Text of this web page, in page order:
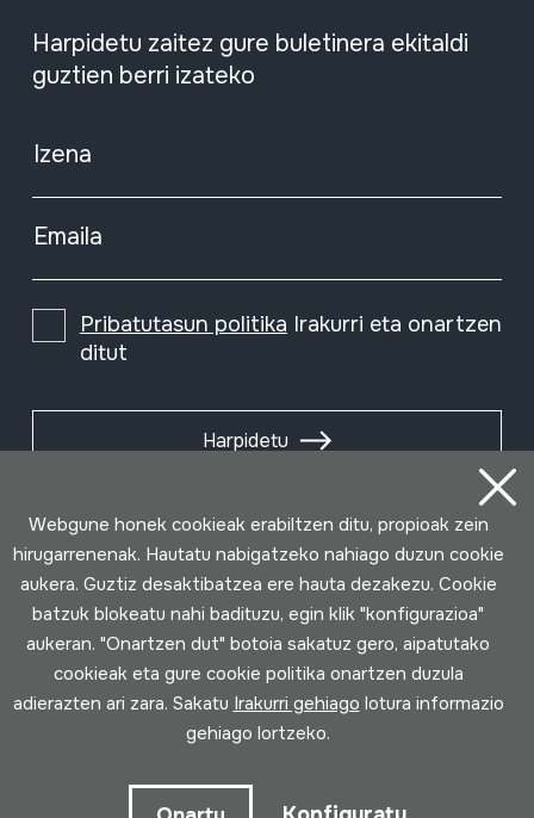
Harpidetu zaitez gure buletinera ekitaldi
guztien berri izateko
Izena
Emaila
Pribatutasun politika Irakurri eta onartzen
ditut
Harpidetu
Erabilpen baldintzak Pribatutasun politika
Loturak garatua
Webgune honek cookieak erabiltzen ditu, propioak zein
hirugarrenenak. Hautatu nabigatzeko nahiago duzun cookie
aukera. Guztiz desaktibatzea ere hauta dezakezu. Cookie
batzuk blokeatu nahi badituzu, egin klik "konfigurazioa"
aukeran. "Onartzen dut" botoia sakatuz gero, aipatutako
cookieak eta gure cookie politika onartzen duzula
adierazten ari zara. Sakatu Irakurri gehiago lotura informazio
gehiago lortzeko.